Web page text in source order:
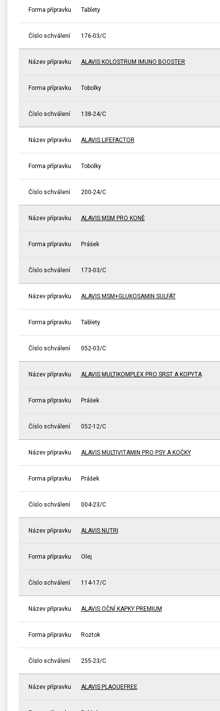
Forma přípravku Tablety
Číslo schválení 176-03/C
Název přípravku ALAVIS KOLOSTRUM IMUNO BOOSTER
Forma přípravku Tobolky
Číslo schválení 138-24/C
Název přípravku ALAVIS LIFEFACTOR
Forma přípravku Tobolky
Číslo schválení 200-24/C
Název přípravku ALAVIS MSM PRO KONĚ
Forma přípravku Prášek
Číslo schválení 173-03/C
Název přípravku ALAVIS MSM+GLUKOSAMIN SULFÁT
Forma přípravku Tablety
Číslo schválení 052-03/C
Název přípravku ALAVIS MULTIKOMPLEX PRO SRST A KOPYTA
Forma přípravku Prášek
Číslo schválení 052-12/C
Název přípravku ALAVIS MULTIVITAMIN PRO PSY A KOČKY
Forma přípravku Prášek
Číslo schválení 004-23/C
Název přípravku ALAVIS NUTRI
Forma přípravku Olej
Číslo schválení 114-17/C
Název přípravku ALAVIS OČNÍ KAPKY PREMIUM
Forma přípravku Roztok
Číslo schválení 255-23/C
Název přípravku ALAVIS PLAQUEFREE